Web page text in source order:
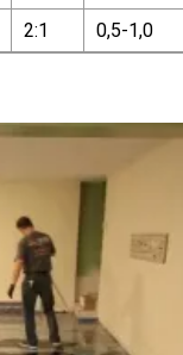
2:1 0,5-1,0